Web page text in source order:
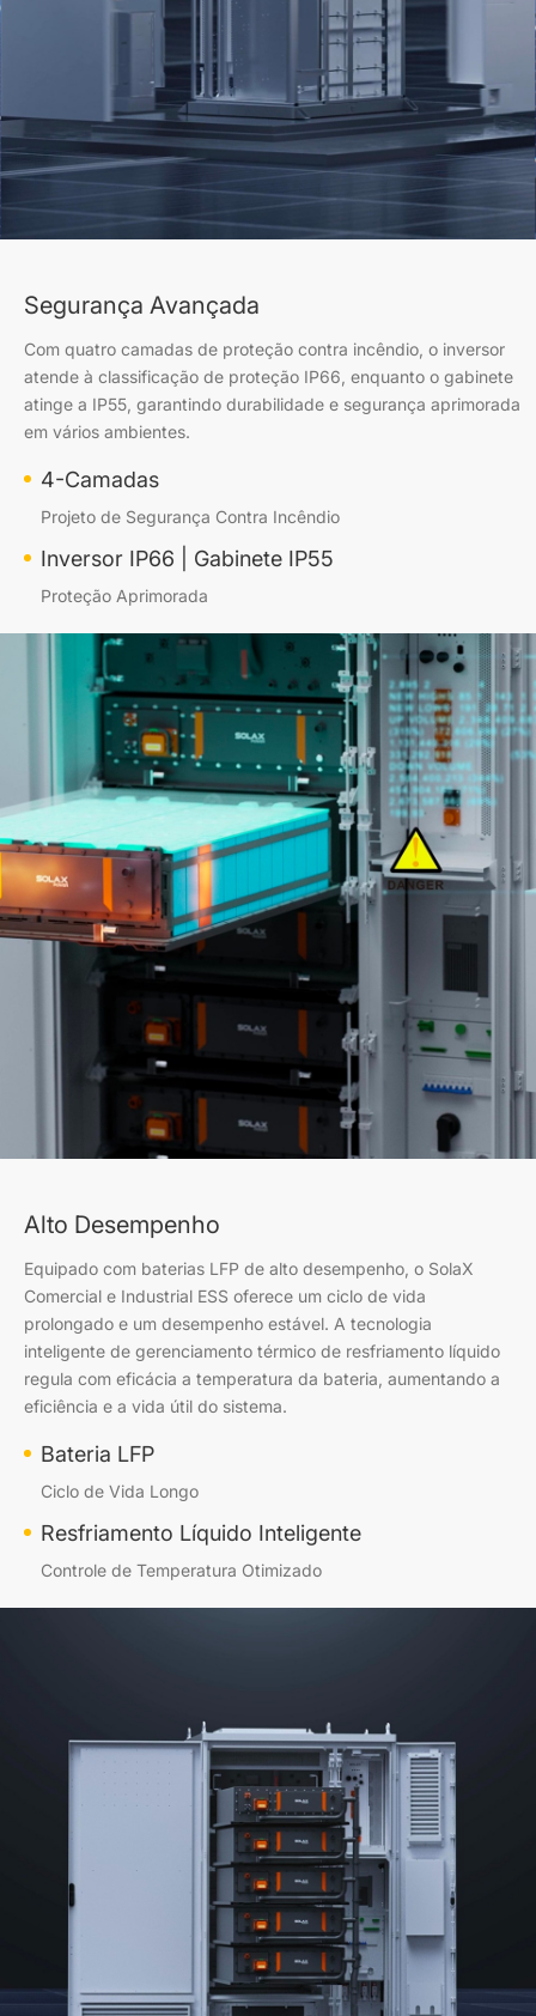
Segurança Avançada
Com quatro camadas de proteção contra incêndio, o inversor
atende à classificação de proteção IP66, enquanto o gabinete
atinge a IP55, garantindo durabilidade e segurança aprimorada
em vários ambientes.
4-Camadas
Projeto de Segurança Contra Incêndio
Inversor IP66 | Gabinete IP55
Proteção Aprimorada
Alto Desempenho
Equipado com baterias LFP de alto desempenho, o SolaX
Comercial e Industrial ESS oferece um ciclo de vida
prolongado e um desempenho estável. A tecnologia
inteligente de gerenciamento térmico de resfriamento líquido
regula com eficácia a temperatura da bateria, aumentando a
eficiência e a vida útil do sistema.
Bateria LFP
Ciclo de Vida Longo
Resfriamento Líquido Inteligente
Controle de Temperatura Otimizado